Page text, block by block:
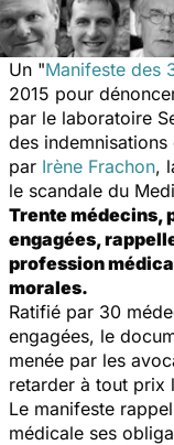
Un "Manifeste des
2015 pour
par le laboratoire
des
par Irène Frachon,
le scandale du
Trente médecins,
engagées,
profession
morales.
Ratifié par 30
engagées, le
menée par les
retarder à tout prix
Le manifeste
médicale ses